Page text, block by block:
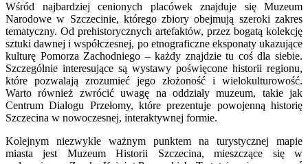
Wśród najbardziej cenionych placówek znajduje się Muzeum
Narodowe w Szczecinie, którego zbiory obejmują szeroki zakres
tematyczny. Od prehistorycznych artefaktów, przez bogatą kolekcję
sztuki dawnej i współczesnej, po etnograficzne eksponaty ukazujące
kulturę Pomorza Zachodniego – każdy znajdzie tu coś dla siebie.
Szczególnie interesujące są wystawy poświęcone historii regionu,
które pozwalają zrozumieć jego złożoność i wielokulturowość.
Warto również zwrócić uwagę na oddziały muzeum, takie jak
Centrum Dialogu Przełomy, które prezentuje powojenną historię
Szczecina w nowoczesnej, interaktywnej formie.
Kolejnym niezwykle ważnym punktem na turystycznej mapie
miasta jest Muzeum Historii Szczecina, mieszczące się w